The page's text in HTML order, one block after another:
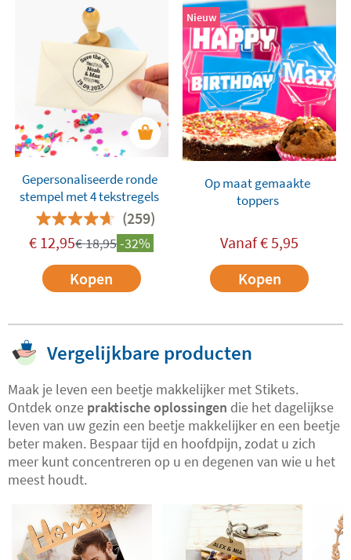
Gepersonaliseerde ronde
stempel met 4 tekstregels
(259)
€ 12,95€18,95-32%
Kopen
Nieuw
Op maat gemaakte
toppers
Vanaf€5,95
Kopen
Vergelijkbare producten
Maak je leven een beetje makkelijker met Stikets.
Ontdek onze praktische oplossingen die het dagelijkse
leven van uw gezin een beetje makkelijker en een beetje
beter maken. Bespaar tijd en hoofdpijn, zodat u zich
meer kunt concentreren op u en degenen van wie u het
meest houdt.